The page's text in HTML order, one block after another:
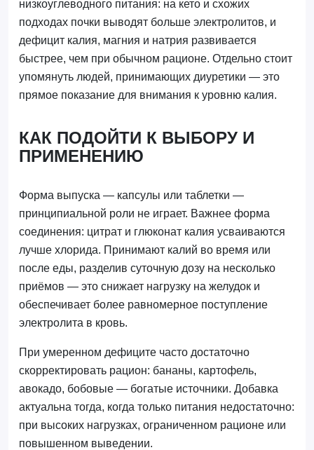
низкоуглеводного питания: на кето и схожих
подходах почки выводят больше электролитов, и
дефицит калия, магния и натрия развивается
быстрее, чем при обычном рационе. Отдельно стоит
упомянуть людей, принимающих диуретики — это
прямое показание для внимания к уровню калия.
КАК ПОДОЙТИ К ВЫБОРУ И
ПРИМЕНЕНИЮ
Форма выпуска — капсулы или таблетки —
принципиальной роли не играет. Важнее форма
соединения: цитрат и глюконат калия усваиваются
лучше хлорида. Принимают калий во время или
после еды, разделив суточную дозу на несколько
приёмов — это снижает нагрузку на желудок и
обеспечивает более равномерное поступление
электролита в кровь.
При умеренном дефиците часто достаточно
скорректировать рацион: бананы, картофель,
авокадо, бобовые — богатые источники. Добавка
актуальна тогда, когда только питания недостаточно:
при высоких нагрузках, ограниченном рационе или
повышенном выведении.